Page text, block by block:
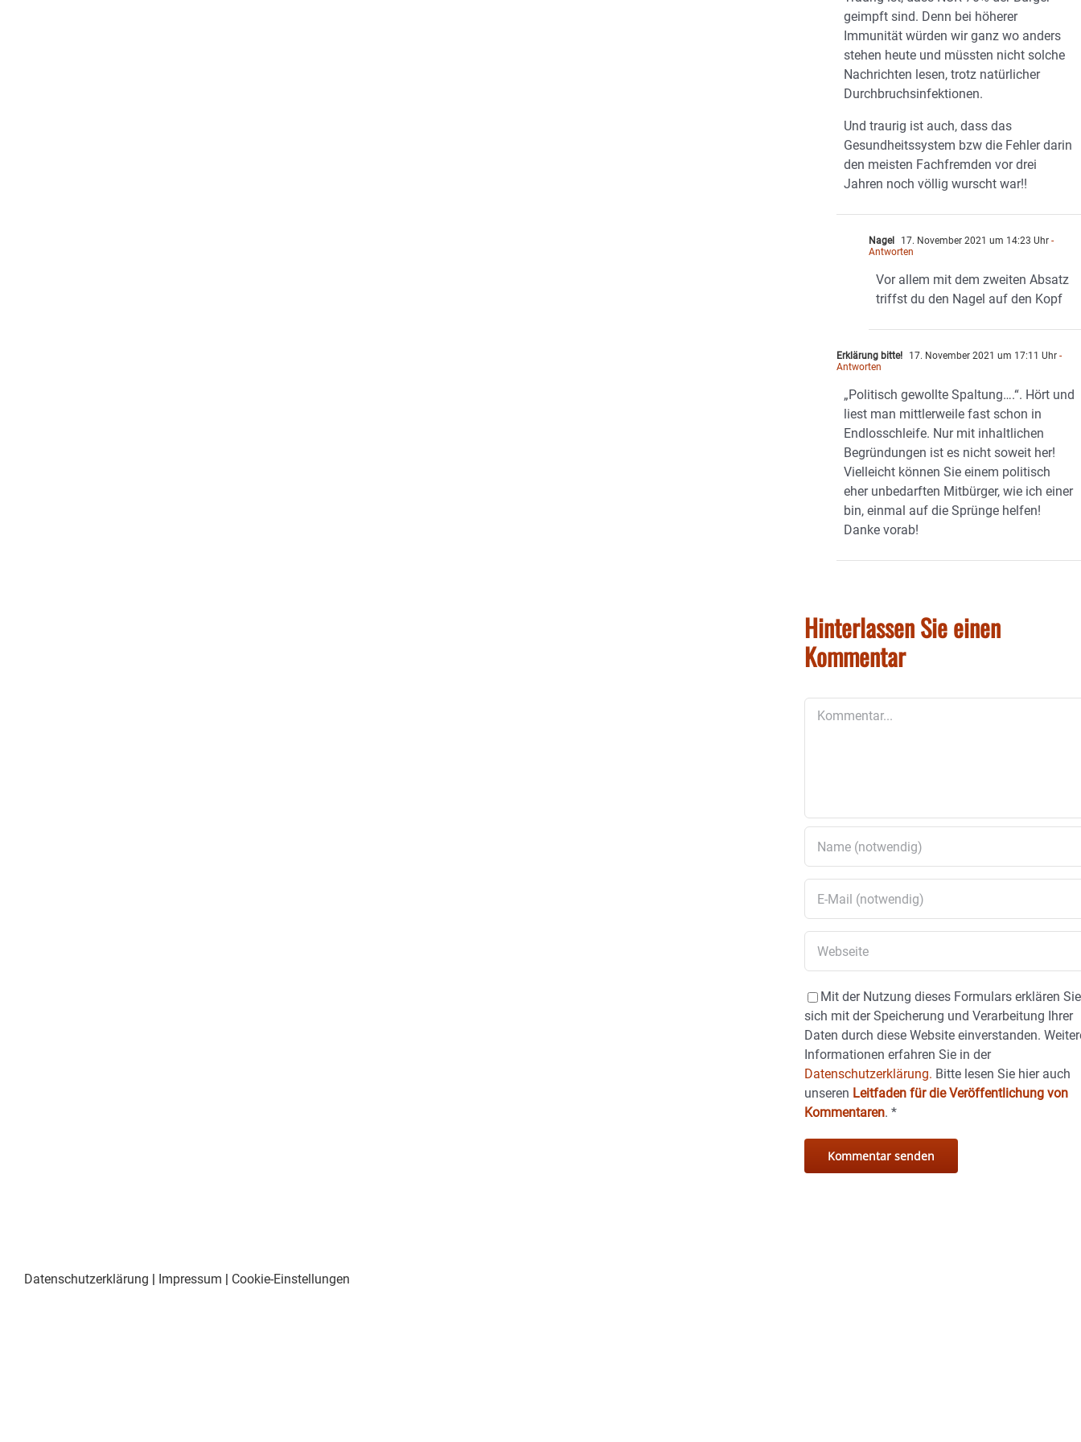
geimpft sind. Denn bei höherer
Immunität würden wir ganz wo anders
stehen heute und müssten nicht solche
Nachrichten lesen, trotz natürlicher
Durchbruchsinfektionen.
Und traurig ist auch, dass das
Gesundheitssystem bzw die Fehler darin
den meisten Fachfremden vor drei
Jahren noch völlig wurscht war!!
Nagel 17. November 2021 um 14:23 Uhr -
Antworten
Vor allem mit dem zweiten Absatz
triffst du den Nagel auf den Kopf
Erklärung bitte! 17. November 2021 um 17:11 Uhr -
Antworten
„Politisch gewollte Spaltung….“. Hört und
liest man mittlerweile fast schon in
Endlosschleife. Nur mit inhaltlichen
Begründungen ist es nicht soweit her!
Vielleicht können Sie einem politisch
eher unbedarften Mitbürger, wie ich einer
bin, einmal auf die Sprünge helfen!
Danke vorab!
Hinterlassen Sie einen
Kommentar
Mit der Nutzung dieses Formulars erklären Sie
sich mit der Speicherung und Verarbeitung Ihrer
Daten durch diese Website einverstanden.
Informationen erfahren Sie in der
Datenschutzerklärung. Bitte lesen Sie hier auch
unseren Leitfaden für die Veröffentlichung von
Kommentaren.*
Datenschutzerklärung | Impressum | Cookie-Einstellungen